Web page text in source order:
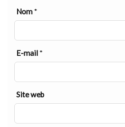
Nom *
E-mail *
Site web